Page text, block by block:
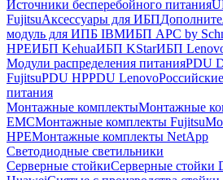
Источники бесперебойного питания
FujitsuАксессуары для ИБП
модуль для ИПБ IBMИБП APC by
HPEИБП KehuaИБП KStarИБП
Модули распределения питанияPDU
FujitsuPDU HPPDU Lenovo
питания
Монтажные комплектыМонтажные
EMCМонтажные комплекты Fujitsu
HPEМонтажные комплекты NetApp
Светодиодные светильники
Серверные стойкиСерверные стойки